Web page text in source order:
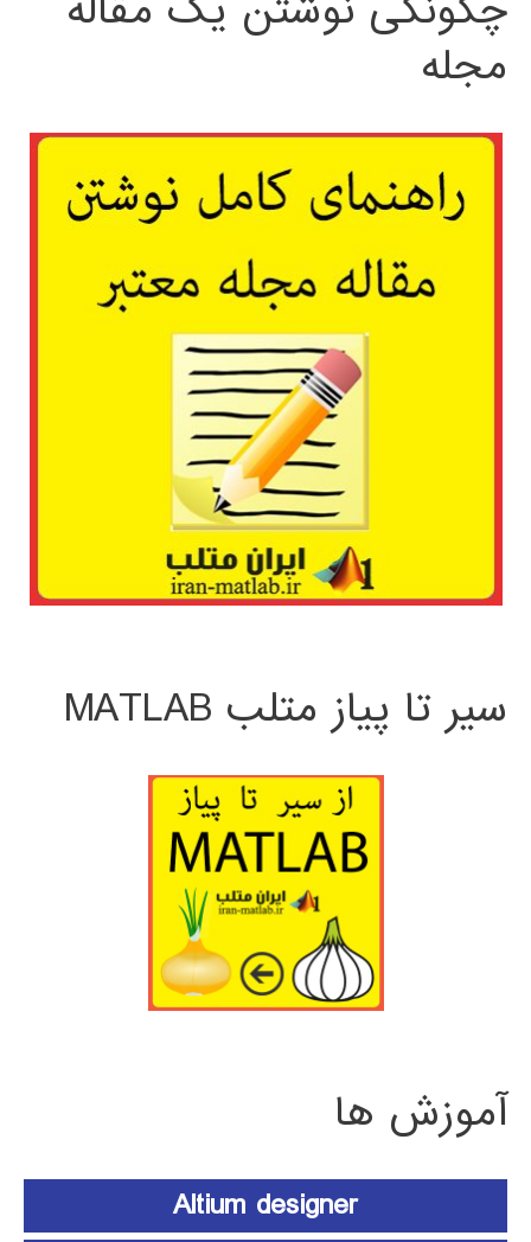
مجله
سیر تا پیاز متلب MATLAB
آموزش ها
Altium designer